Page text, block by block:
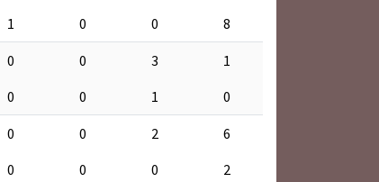
1 0 0 8
0 0 3
1
0 0 1 0
0 0 2
6
0 0 0 2